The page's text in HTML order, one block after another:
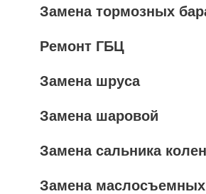
Замена тормозных
Ремонт ГБЦ
Замена шруса
Замена шаровой
Замена сальника
Замена маслосъемных